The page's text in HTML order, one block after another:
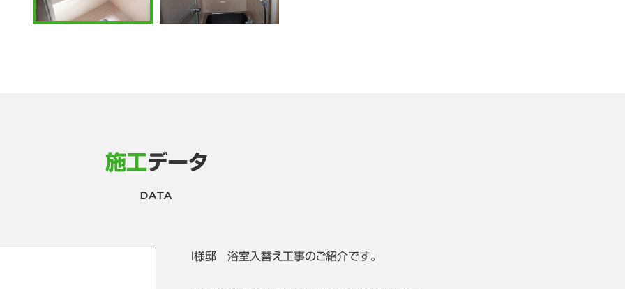
施工データ
DATA
Ｉ様邸 浴室入替え工事のご紹介です。